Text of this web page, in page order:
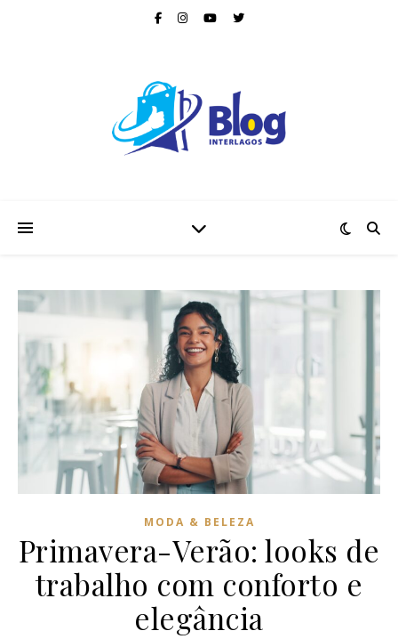
MODA & BELEZA
Primavera-Verão: looks de
trabalho com conforto e
elegância